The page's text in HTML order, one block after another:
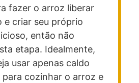
fazer o arroz liberar
e criar seu próprio
então não
etapa. Idealmente,
usar apenas caldo
para cozinhar o arroz e